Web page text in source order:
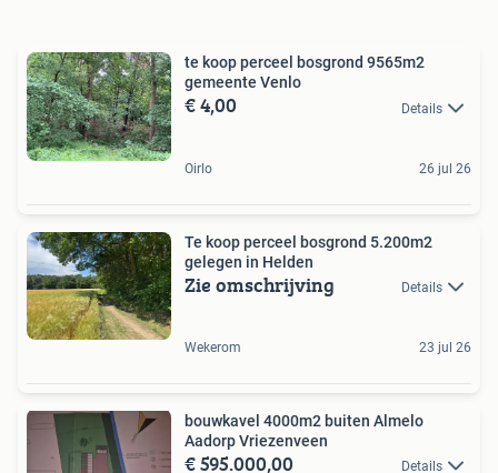
te koop perceel bosgrond 9565m2
gemeente Venlo
€ 4,00 Details
Oirlo 26 jul 26
Te koop perceel bosgrond 5.200m2
gelegen in Helden
Zie omschrijving Details
Wekerom 23 jul 26
bouwkavel 4000m2 buiten Almelo
Aadorp Vriezenveen
€ 595.000,00 Details